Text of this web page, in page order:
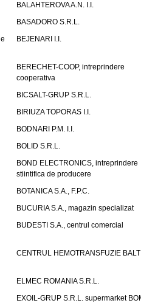
BALAHTEROVA A.N. I.I.
BASADORO S.R.L.
BEJENARI I.I.
BERECHET-COOP, intreprindere
cooperativa
BICSALT-GRUP S.R.L.
BIRIUZA TOPORAS I.I.
BODNARI P.M. I.I.
BOLID S.R.L.
BOND ELECTRONICS, intreprindere
stiintifica de producere
BOTANICA S.A., F.P.C.
BUCURIA S.A., magazin specializat
BUDESTI S.A., centrul comercial
CENTRUL HEMOTRANSFUZIE
ELMEC ROMANIA S.R.L.
EXOIL-GRUP S.R.L. supermarket